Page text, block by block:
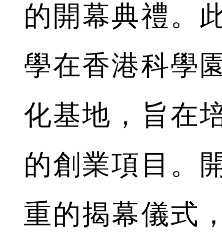
的開幕典禮。
學在香港科學
化基地，旨在
的創業項目。
重的揭幕儀式